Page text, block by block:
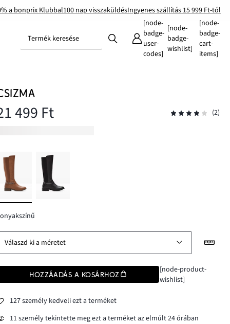
a bonprix Klubbal100 nap visszaküldésIngyenes szállítás 15 999 Ft-tól
Termék keresése
[node-
badge-
user-
codes]
[node-
badge-
wishlist]
[node-
badge-
cart-
items]
499 Ft (2)
Válaszd ki a méretet
HOZZÁADÁS A KOSÁRHOZ
[node-product-
wishlist]
127 személy kedveli ezt a terméket
11 személy tekintette meg ezt a terméket az elmúlt 24 órában